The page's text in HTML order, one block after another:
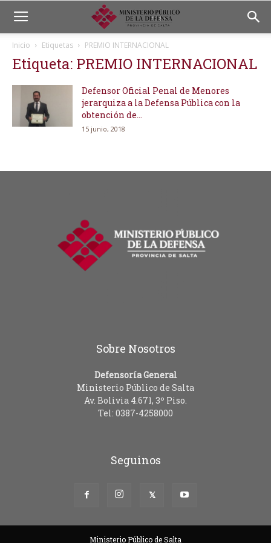
Inicio Etiquetas PREMIO INTERNACIONAL
Etiqueta: PREMIO INTERNACIONAL
Defensor Oficial Penal de Menores
jerarquiza a la Defensa Pública con la
obtención de...
15 junio, 2018
Sobre Nosotros
Defensoría General
Ministerio Público de Salta
Av. Bolivia 4.671, 3º Piso.
Tel: 0387-4258000
Seguinos
Ministerio Público de Salta